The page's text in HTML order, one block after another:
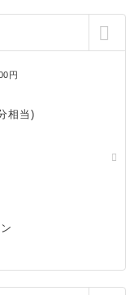
円
相当)